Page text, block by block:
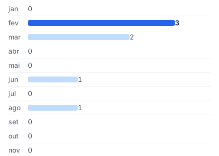
Cupons de Lendari Store publicados por mês, somando os
Mês Cupons publicados
jan
0
fev
3
mar
2
abr
0
mai
0
jun
1
jul
0
ago
1
set
0
out
0
nov
0